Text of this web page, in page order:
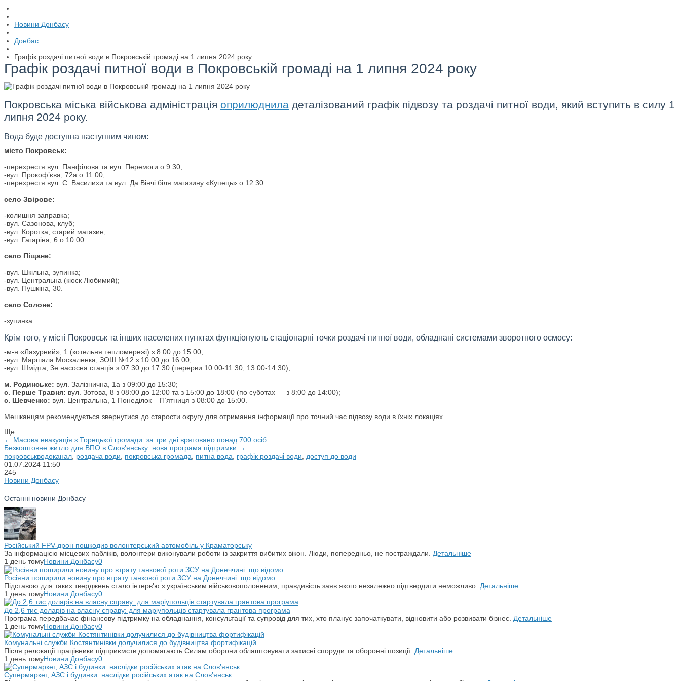
Новини Донбасу
Донбас
Графік роздачі питної води в Покровській громаді на 1 липня 2024 року
Графік роздачі питної води в Покровській громаді на 1 липня 2024 року
Покровська міська військова адміністрація оприлюднила деталізований графік підвозу та роздачі питної води, який вступить в силу 1
липня 2024 року.
Вода буде доступна наступним чином:
місто Покровськ:
-перехрестя вул. Панфілова та вул. Перемоги о 9:30;
-вул. Прокоф’єва, 72а о 11:00;
-перехрестя вул. С. Василихи та вул. Да Вінчі біля магазину «Купець» о 12:30.
село Звірове:
-колишня заправка;
-вул. Сазонова, клуб;
-вул. Коротка, старий магазин;
-вул. Гагаріна, 6 о 10:00.
село Піщане:
-вул. Шкільна, зупинка;
-вул. Центральна (кіоск Любимий);
-вул. Пушкіна, 30.
село Солоне:
-зупинка.
Крім того, у місті Покровськ та інших населених пунктах функціонують стаціонарні точки роздачі питної води, обладнані системами зворотного осмосу:
-м-н «Лазурний», 1 (котельня тепломережі) з 8:00 до 15:00;
-вул. Маршала Москаленка, ЗОШ №12 з 10:00 до 16:00;
-вул. Шмідта, 3е насосна станція з 07:30 до 17:30 (перерви 10:00-11:30, 13:00-14:30);
м. Родинське: вул. Залізнична, 1а з 09:00 до 15:30;
с. Перше Травня: вул. Зотова, 8 з 08:00 до 12:00 та з 15:00 до 18:00 (по суботах — з 8:00 до 14:00);
с. Шевченко: вул. Центральна, 1 Понеділок – П’ятниця з 08:00 до 15:00.
Мешканцям рекомендується звернутися до старости округу для отримання інформації про точний час підвозу води в їхніх локаціях.
Ще:
← Масова евакуація з Торецької громади: за три дні врятовано понад 700 осіб
Безкоштовне житло для ВПО в Слов'янську: нова програма підтримки →
покровськводоканал роздача води покровська громада питна вода графік роздачі води
доступ до води
01.07.2024 11:50
245
Новини Донбасу
Останні новини Донбасу
Російський FPV-дрон пошкодив волонтерський автомобіль у Краматорську
За інформацією місцевих пабліків, волонтери виконували роботи із закриття вибитих вікон. Люди, попередньо, не постраждали. Детальніше
1 день томуНовини Донбасу0
Росіяни поширили новину про втрату танкової роти ЗСУ на Донеччині: що відомо
Підставою для таких тверджень стало інтерв'ю з українським військовополоненим, правдивість заяв якого незалежно підтвердити неможливо. Детальніше
1 день томуНовини Донбасу0
До 2,6 тис доларів на власну справу: для маріупольців стартувала грантова програма
Програма передбачає фінансову підтримку на обладнання, консультації та супровід для тих, хто планує започаткувати, відновити або розвивати бізнес. Детальніше
1 день томуНовини Донбасу0
Комунальні служби Костянтинівки долучилися до будівництва фортифікацій
Після релокації працівники підприємств допомагають Силам оборони облаштовувати захисні споруди та оборонні позиції. Детальніше
1 день томуНовини Донбасу0
Супермаркет, АЗС і будинки: наслідки російських атак на Слов’янськ